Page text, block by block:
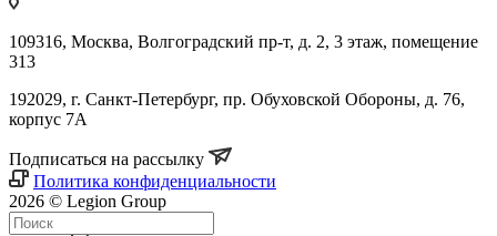
109316, Москва, Волгоградский пр-т, д. 2, 3 этаж, помещение
313
192029, г. Санкт-Петербург, пр. Обуховской Обороны, д. 76,
корпус 7А
Подписаться на рассылку
Политика конфиденциальности
2026 © Legion Group